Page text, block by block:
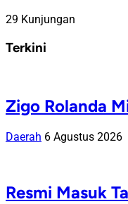
29 Kunjungan
Terkini
Zigo Rolanda
Daerah 6 Agustus 2026
Resmi Masuk